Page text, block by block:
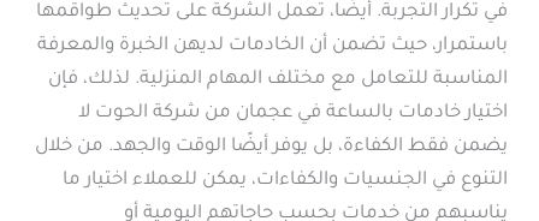
في تكرار التجربة. أيضًا، تعمل الشركة على تحديث طواقمها
باستمرار، حيث تضمن أن الخادمات لديهن الخبرة والمعرفة
المناسبة للتعامل مع مختلف المهام المنزلية. لذلك، فإن
اختيار خادمات بالساعة في عجمان من شركة الحوت لا
يضمن فقط الكفاءة، بل يوفر أيضًا الوقت والجهد. من خلال
التنوع في الجنسيات والكفاءات، يمكن للعملاء اختيار ما
يناسبهم من خدمات بحسب حاجاتهم اليومية أو